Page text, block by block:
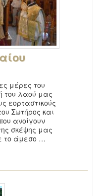
μέρες του
του λαού μας
εορταστικούς
Σωτήρος και
ανοίγουν
σκέψης μας
το άμεσο …